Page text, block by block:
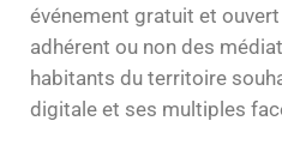
événement gratuit et
adhérent ou non des
habitants du territoire
digitale et ses multiples